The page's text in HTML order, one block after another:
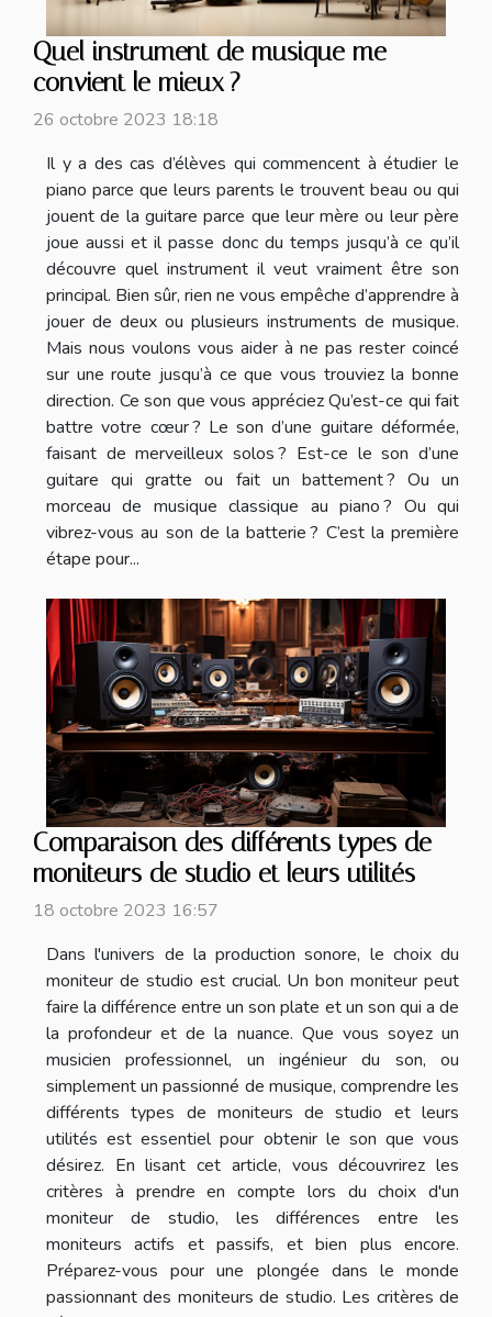
Quel instrument de musique me
convient le mieux ?
26 octobre 2023 18:18
Il y a des cas d’élèves qui commencent à étudier le
piano parce que leurs parents le trouvent beau ou qui
jouent de la guitare parce que leur mère ou leur père
joue aussi et il passe donc du temps jusqu’à ce qu’il
découvre quel instrument il veut vraiment être son
principal. Bien sûr, rien ne vous empêche d’apprendre à
jouer de deux ou plusieurs instruments de musique.
Mais nous voulons vous aider à ne pas rester coincé
sur une route jusqu’à ce que vous trouviez la bonne
direction. Ce son que vous appréciez Qu’est-ce qui fait
battre votre cœur ? Le son d’une guitare déformée,
faisant de merveilleux solos ? Est-ce le son d’une
guitare qui gratte ou fait un battement ? Ou un
morceau de musique classique au piano ? Ou qui
vibrez-vous au son de la batterie ? C’est la première
étape pour...
Comparaison des différents types de
moniteurs de studio et leurs utilités
18 octobre 2023 16:57
Dans l'univers de la production sonore, le choix du
moniteur de studio est crucial. Un bon moniteur peut
faire la différence entre un son plate et un son qui a de
la profondeur et de la nuance. Que vous soyez un
musicien professionnel, un ingénieur du son, ou
simplement un passionné de musique, comprendre les
différents types de moniteurs de studio et leurs
utilités est essentiel pour obtenir le son que vous
désirez. En lisant cet article, vous découvrirez les
critères à prendre en compte lors du choix d'un
moniteur de studio, les différences entre les
moniteurs actifs et passifs, et bien plus encore.
Préparez-vous pour une plongée dans le monde
passionnant des moniteurs de studio. Les critères de